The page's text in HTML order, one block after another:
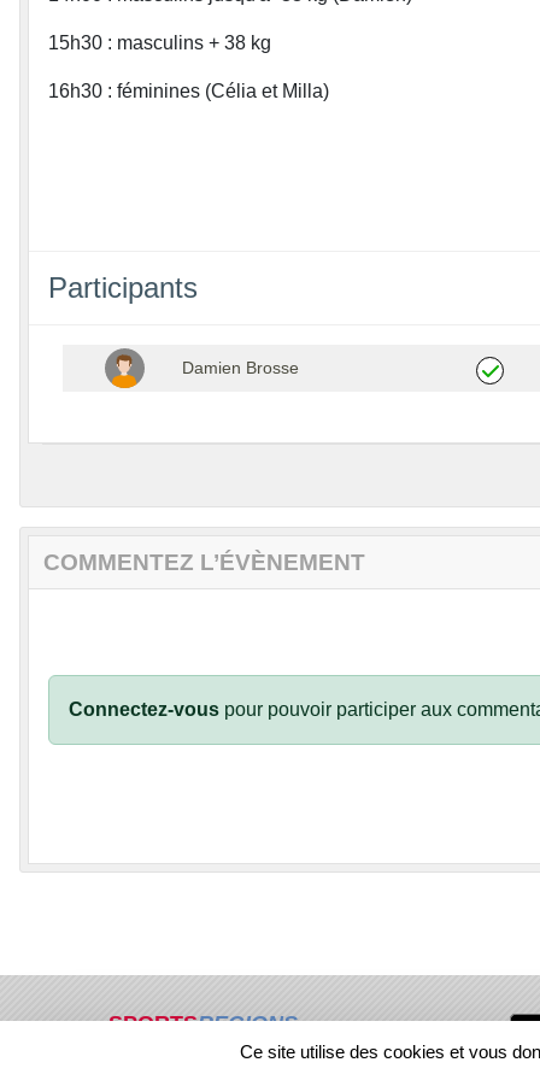
15h30 : masculins + 38 kg
16h30 : féminines (Célia et Milla)
Participants
Damien Brosse
COMMENTEZ L’ÉVÈNEMENT
Connectez-vous pour pouvoir participer aux
SPORTSREGIONS
visites
Ce site utilise des cookies et vous